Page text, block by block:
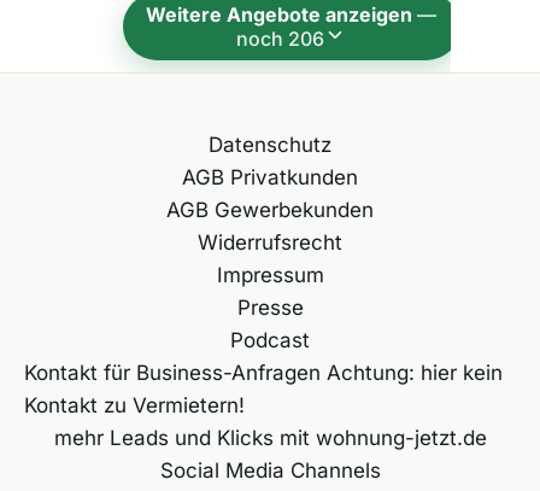
i
Weitere Angebote anzeigen—
noch 206
Datenschutz
AGB Privatkunden
AGB Gewerbekunden
Widerrufsrecht
Impressum
Presse
Podcast
Kontakt für Business-Anfragen Achtung: hier kein
Kontakt zu Vermietern!
mehr Leads und Klicks mit wohnung-jetzt.de
Social Media Channels